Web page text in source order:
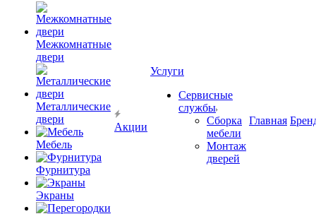
Межкомнатные
двери
Металлические
двери
Мебель
Фурнитура
Экраны
Акции
Услуги
Сервисные
службы
Сборка
мебели
Монтаж
дверей
Главная